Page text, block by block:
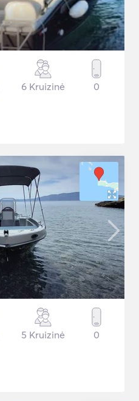
6 Kruizinė 0
5 Kruizinė 0